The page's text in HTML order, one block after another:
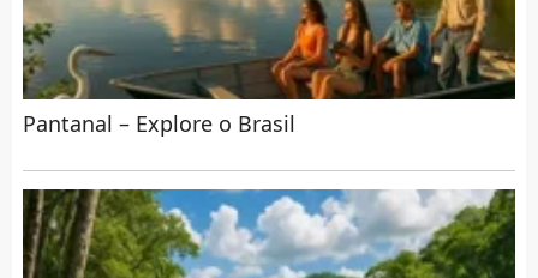
Pantanal – Explore o Brasil